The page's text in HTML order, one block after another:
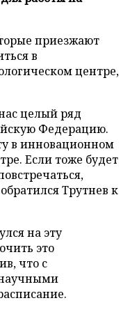
приезжают
в
центре,
целый ряд
Федерацию.
в инновационном
Если тоже будет
Трутнев к
на эту
это
что с